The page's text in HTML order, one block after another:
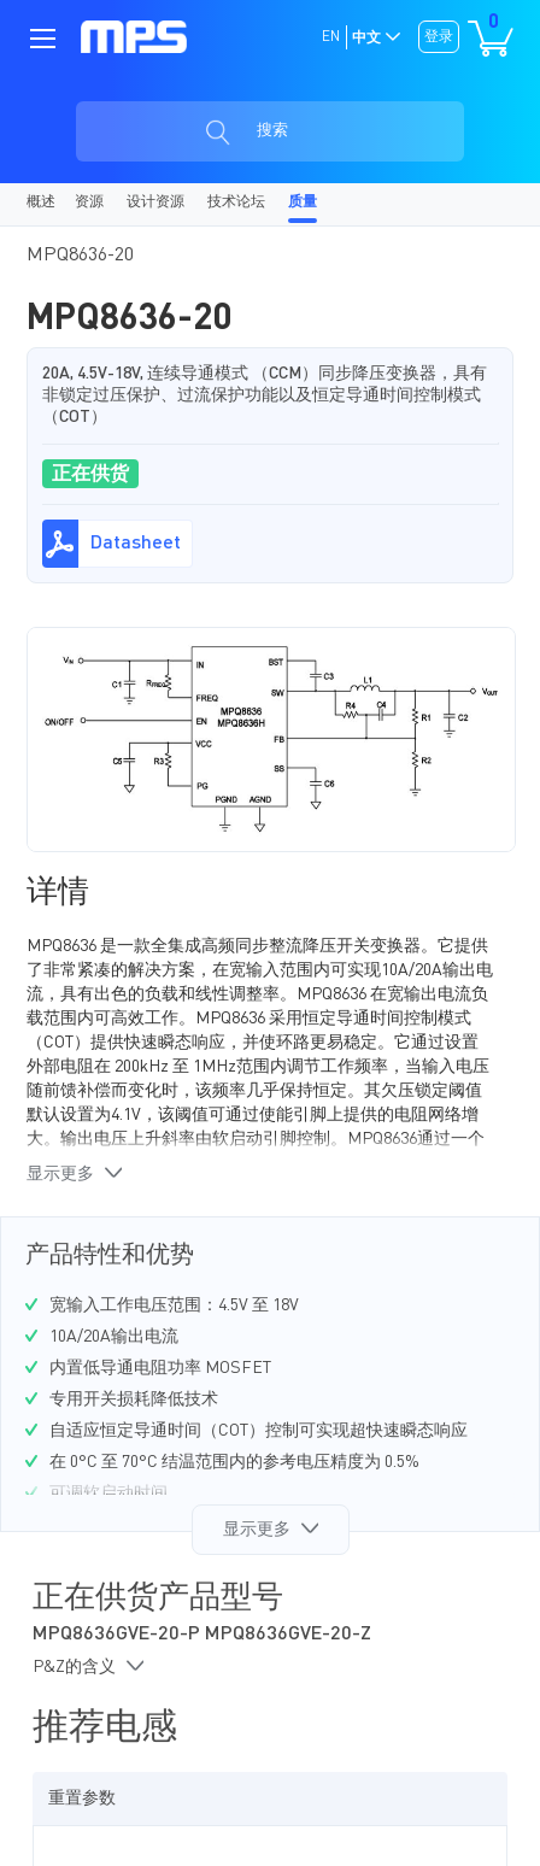
0
登录
EN 中文
搜索
概述 资源 设计资源 技术论坛 质量
MPQ8636-20
MPQ8636-20
20A, 4.5V-18V, 连续导通模式 （CCM）同步降压变换器，具有
非锁定过压保护、过流保护功能以及恒定导通时间控制模式
（COT）
正在供货
Datasheet
详情
MPQ8636 是一款全集成高频同步整流降压开关变换器。它提供
了非常紧凑的解决方案，在宽输入范围内可实现10A/20A输出电
流，具有出色的负载和线性调整率。MPQ8636 在宽输出电流负
载范围内可高效工作。MPQ8636 采用恒定导通时间控制模式
（COT）提供快速瞬态响应，并使环路更易稳定。它通过设置
外部电阻在 200kHz 至 1MHz范围内调节工作频率，当输入电压
随前馈补偿而变化时，该频率几乎保持恒定。其欠压锁定阈值
默认设置为4.1V，该阈值可通过使能引脚上提供的电阻网络增
大。输出电压上升斜率由软启动引脚控制。MPQ8636通过一个
开漏电源正常指示（PG）信号来指示输出电压是否在正常范围
(3mmx4mm) 封装或29引脚 QFN (5mmx4mm)封装。
显示更多
产品特性和优势
宽输入工作电压范围：4.5V 至 18V
10A/20A输出电流
内置低导通电阻功率 MOSFET
专用开关损耗降低技术
自适应恒定导通时间（COT）控制可实现超快速瞬态响应
在 0°C 至 70°C 结温范围内的参考电压精度为 0.5%
可调软启动时间
可调开关频率：200kHz 至 1MHz
非锁定过流保护（OCP）、过压保护（OVP）和过温关断保护
显示更多
正在供货产品型号
MPQ8636GVE-20-P MPQ8636GVE-20-Z
P&Z的含义
推荐电感
重置参数